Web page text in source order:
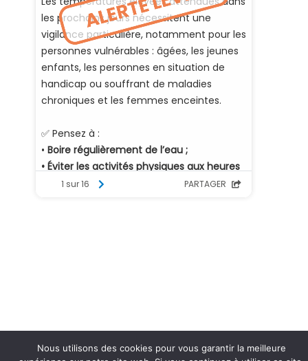
Nous utilisons des cookies pour vous garantir la meilleure